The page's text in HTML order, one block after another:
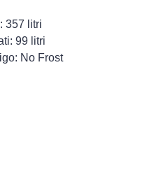
357 litri
99 litri
No Frost